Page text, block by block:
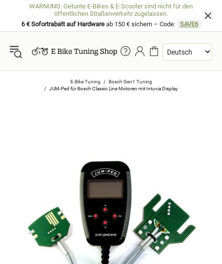
WARNUNG: Getunte E-Bikes & E-Scooter sind nicht für den
öffentlichen Straßenverkehr zugelassen.
6 € Sofortrabatt auf Hardwareab 150 € sichern – Code: SAVE6
E-Bike Tuning
Bosch Gen1 Tuning
JUM-Ped für Bosch Classic Line Motoren mit Intuvia Display